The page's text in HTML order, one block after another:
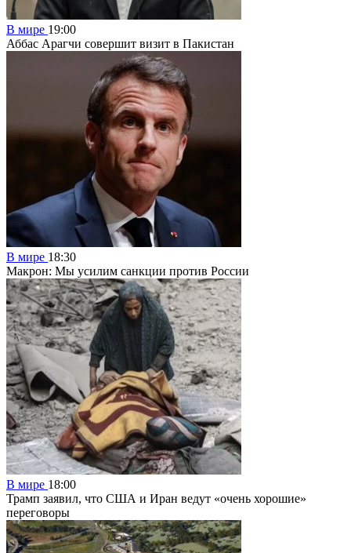
В мире 19:00
Аббас Арагчи совершит визит в Пакистан
В мире 18:30
Макрон: Мы усилим санкции против России
В мире 18:00
Трамп заявил, что США и Иран ведут «очень хорошие»
переговоры